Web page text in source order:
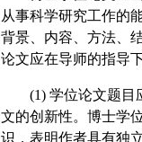
从事科学研究工作的
背景、内容、方法、
论文应在导师的指导
(1) 学位论文题
文的创新性。博士学
识，表明作者具有独